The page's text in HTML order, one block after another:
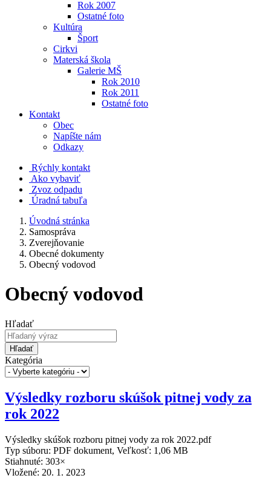
Rok 2007
Ostatné foto
Kultúra
Šport
Cirkvi
Materská škola
Galerie MŠ
Rok 2010
Rok 2011
Ostatné foto
Kontakt
Obec
Napíšte nám
Odkazy
Rýchly kontakt
Ako vybaviť
Zvoz odpadu
Úradná tabuľa
Úvodná stránka
Samospráva
Zverejňovanie
Obecné dokumenty
Obecný vodovod
Obecný vodovod
Hľadať
Hľadať
Kategória
Výsledky rozboru skúšok pitnej vody za
rok 2022
Výsledky skúšok rozboru pitnej vody za rok 2022.pdf
Typ súboru: PDF dokument, Veľkosť: 1,06 MB
Stiahnuté: 303×
Vložené: 20. 1. 2023